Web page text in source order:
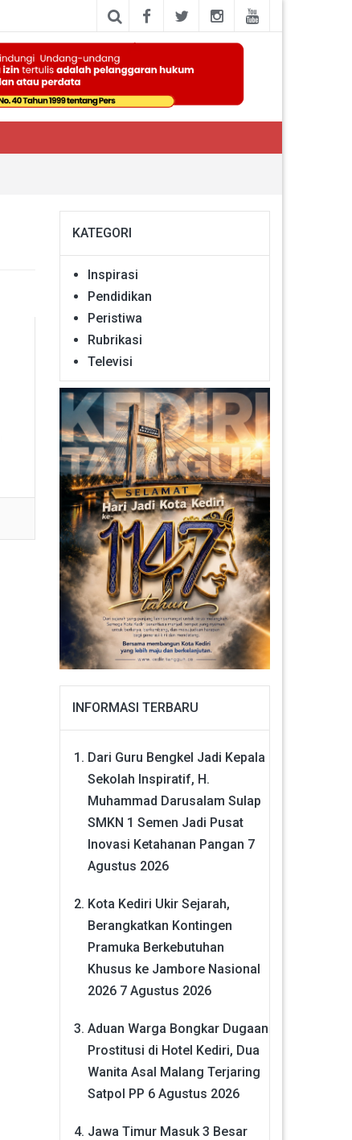
KATEGORI
Inspirasi
Pendidikan
Peristiwa
Rubrikasi
Televisi
INFORMASI TERBARU
Dari Guru Bengkel Jadi Kepala
Sekolah Inspiratif, H.
Muhammad Darusalam Sulap
SMKN 1 Semen Jadi Pusat
Inovasi Ketahanan Pangan 7
Agustus 2026
Kota Kediri Ukir Sejarah,
Berangkatkan Kontingen
Pramuka Berkebutuhan
Khusus ke Jambore Nasional
2026 7 Agustus 2026
Aduan Warga Bongkar Dugaan
Prostitusi di Hotel Kediri, Dua
Wanita Asal Malang Terjaring
Satpol PP 6 Agustus 2026
Jawa Timur Masuk 3 Besar